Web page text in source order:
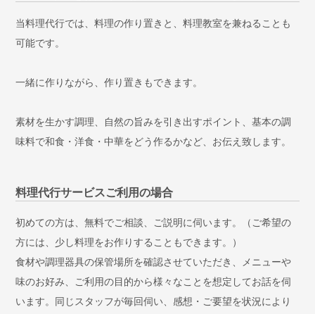
当料理代行では、料理の作り置きと、料理教室を兼ねることも
可能です。
一緒に作りながら、作り置きもできます。
素材を生かす調理、自然の旨みを引き出すポイント、基本の調
味料で和食・洋食・中華をどう作るかなど、お伝え致します。
料理代行サービスご利用の場合
初めての方は、無料でご相談、ご説明に伺います。（ご希望の
方には、少し料理をお作りすることもできます。）
食材や調理器具の保管場所を確認させていただき、メニューや
味のお好み、ご利用の目的から様々なことを想定してお話を伺
います。同じスタッフが毎回伺い、感想・ご要望を状況により